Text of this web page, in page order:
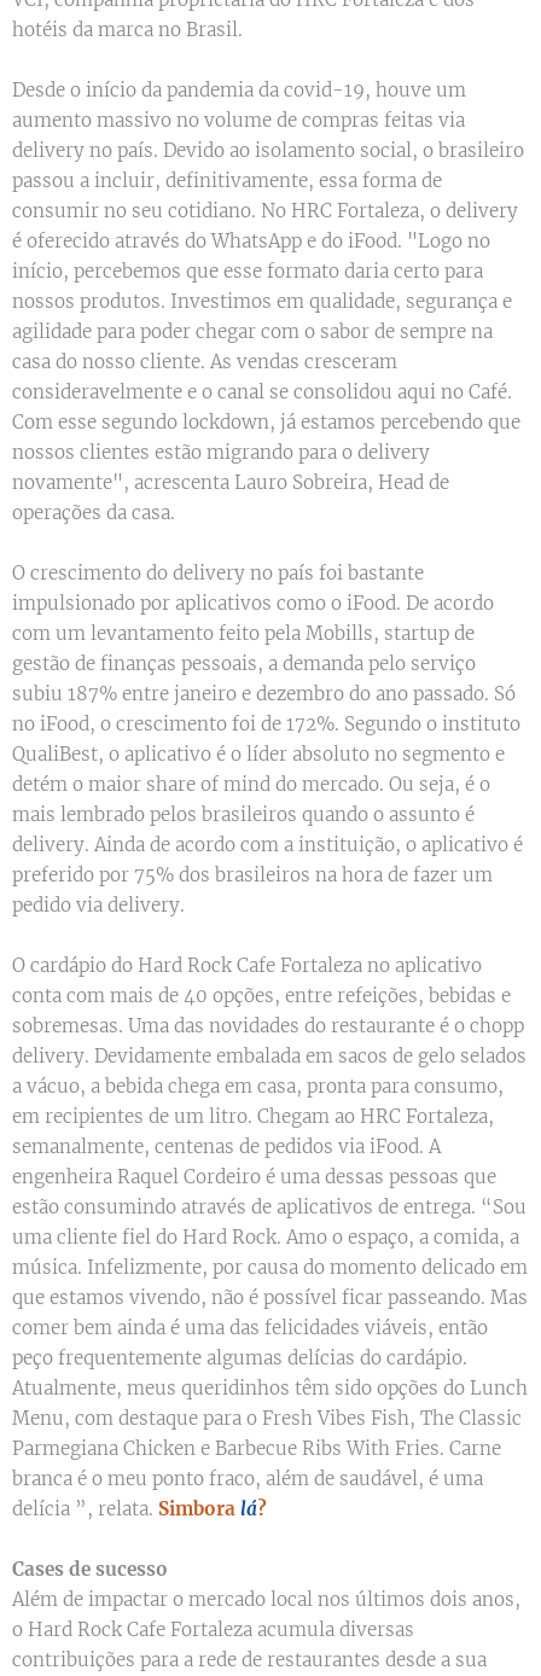
hotéis da marca no Brasil.
Desde o início da pandemia da covid-19, houve um
aumento massivo no volume de compras feitas via
delivery no país. Devido ao isolamento social, o brasileiro
passou a incluir, definitivamente, essa forma de
consumir no seu cotidiano. No HRC Fortaleza, o delivery
é oferecido através do WhatsApp e do iFood. "Logo no
início, percebemos que esse formato daria certo para
nossos produtos. Investimos em qualidade, segurança e
agilidade para poder chegar com o sabor de sempre na
casa do nosso cliente. As vendas cresceram
consideravelmente e o canal se consolidou aqui no Café.
Com esse segundo lockdown, já estamos percebendo que
nossos clientes estão migrando para o delivery
novamente", acrescenta Lauro Sobreira, Head de
operações da casa.
O crescimento do delivery no país foi bastante
impulsionado por aplicativos como o iFood. De acordo
com um levantamento feito pela Mobills, startup de
gestão de finanças pessoais, a demanda pelo serviço
subiu 187% entre janeiro e dezembro do ano passado. Só
no iFood, o crescimento foi de 172%. Segundo o instituto
QualiBest, o aplicativo é o líder absoluto no segmento e
detém o maior share of mind do mercado. Ou seja, é o
mais lembrado pelos brasileiros quando o assunto é
delivery. Ainda de acordo com a instituição, o aplicativo é
preferido por 75% dos brasileiros na hora de fazer um
pedido via delivery.
O cardápio do Hard Rock Cafe Fortaleza no aplicativo
conta com mais de 40 opções, entre refeições, bebidas e
sobremesas. Uma das novidades do restaurante é o chopp
delivery. Devidamente embalada em sacos de gelo selados
a vácuo, a bebida chega em casa, pronta para consumo,
em recipientes de um litro. Chegam ao HRC Fortaleza,
semanalmente, centenas de pedidos via iFood. A
engenheira Raquel Cordeiro é uma dessas pessoas que
estão consumindo através de aplicativos de entrega. “Sou
uma cliente fiel do Hard Rock. Amo o espaço, a comida, a
música. Infelizmente, por causa do momento delicado em
que estamos vivendo, não é possível ficar passeando. Mas
comer bem ainda é uma das felicidades viáveis, então
peço frequentemente algumas delícias do cardápio.
Atualmente, meus queridinhos têm sido opções do Lunch
Menu, com destaque para o Fresh Vibes Fish, The Classic
Parmegiana Chicken e Barbecue Ribs With Fries. Carne
branca é o meu ponto fraco, além de saudável, é uma
delícia ”, relata. Simbora lá?
Cases de sucesso
Além de impactar o mercado local nos últimos dois anos,
o Hard Rock Cafe Fortaleza acumula diversas
contribuições para a rede de restaurantes desde a sua